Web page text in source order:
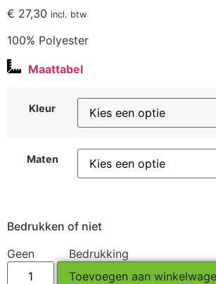
€ 27,30 incl. btw
100% Polyester
Maattabel
Kleur
Maten
Bedrukken of niet
Geen
Bedrukking
Toevoegen aan